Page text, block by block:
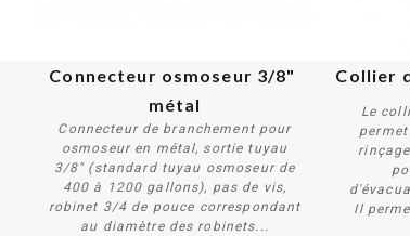
Acheter
Connecteur osmoseur 3/8"
métal
Connecteur de branchement pour
osmoseur en métal, sortie tuyau
3/8" (standard tuyau osmoseur de
400 à 1200 gallons), pas de vis,
robinet 3/4 de pouce correspondant
au diamètre des robinets...
Collier
Le
Il